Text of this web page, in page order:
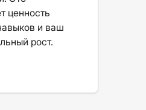
ценность
и ваш
рост.